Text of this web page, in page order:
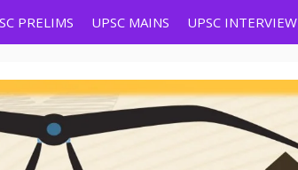
PRELIMS UPSC MAINS UPSC INTERVIEW